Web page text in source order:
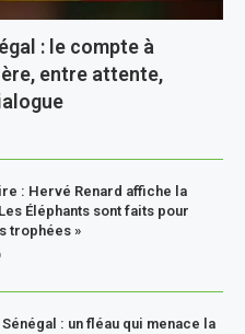
: le compte à
entre attente,
: Hervé Renard affiche la
Éléphants sont faits pour
trophées »
: un fléau qui menace la